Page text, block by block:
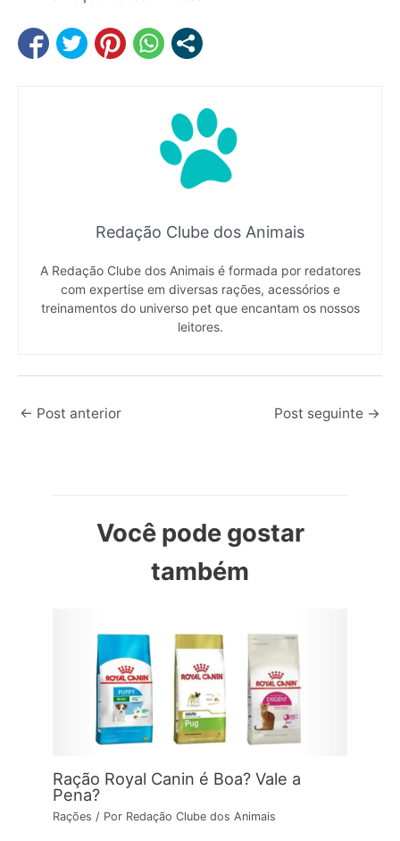
Redação Clube dos Animais
A Redação Clube dos Animais é formada por redatores
com expertise em diversas rações, acessórios e
treinamentos do universo pet que encantam os nossos
leitores.
← Post anterior Post seguinte →
Você pode gostar
também
Ração Royal Canin é Boa? Vale a
Pena?
Rações / Por Redação Clube dos Animais